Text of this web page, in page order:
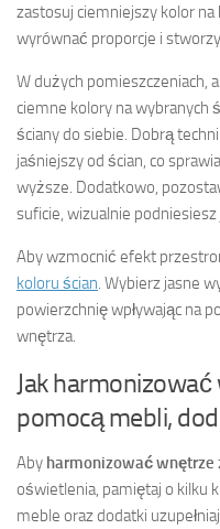
zastosuj ciemniejszy kolor
wyrównać proporcje i
W dużych pomieszczeniach,
ciemne kolory na wybranych
ściany do siebie. Dobrą
jaśniejszy od ścian, co
wyższe. Dodatkowo,
suficie, wizualnie
Aby wzmocnić efekt
koloru ścian . Wybierz jasne
powierzchnię wpływając na
wnętrza.
Jak
pomocą mebli,
Aby harmonizować wnętrze
oświetlenia, pamiętaj o kilku
meble oraz dodatki